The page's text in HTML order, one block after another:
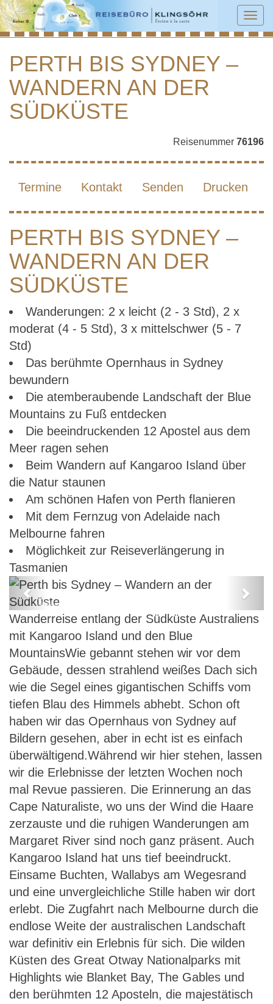
PERTH BIS SYDNEY – WANDERN AN
DER SÜDKÜSTE
PERTH BIS SYDNEY –
WANDERN AN DER
SÜDKÜSTE
Reisenummer 76196
Termine Kontakt Senden Drucken
PERTH BIS SYDNEY –
WANDERN AN DER
SÜDKÜSTE
Wanderungen: 2 x leicht (2 - 3 Std), 2 x
moderat (4 - 5 Std), 3 x mittelschwer (5 - 7
Std)
Das berühmte Opernhaus in Sydney
bewundern
Die atemberaubende Landschaft der Blue
Mountains zu Fuß entdecken
Die beeindruckenden 12 Apostel aus dem
Meer ragen sehen
Beim Wandern auf Kangaroo Island über
die Natur staunen
Am schönen Hafen von Perth flanieren
Mit dem Fernzug von Adelaide nach
Melbourne fahren
Möglichkeit zur Reiseverlängerung in
Tasmanien
Perth bis Sydney – Wandern an der
Südküste
Previous
Wanderreise entlang der Südküste Australiens
mit Kangaroo Island und den Blue
MountainsWie gebannt stehen wir vor dem
Gebäude, dessen strahlend weißes Dach sich
wie die Segel eines gigantischen Schiffs vom
tiefen Blau des Himmels abhebt. Schon oft
haben wir das Opernhaus von Sydney auf
Bildern gesehen, aber in echt ist es einfach
überwältigend.Während wir hier stehen, lassen
wir die Erlebnisse der letzten Wochen noch
mal Revue passieren. Die Erinnerung an das
Cape Naturaliste, wo uns der Wind die Haare
zerzauste und die ruhigen Wanderungen am
Margaret River sind noch ganz präsent. Auch
Kangaroo Island hat uns tief beeindruckt.
Einsame Buchten, Wallabys am Wegesrand
und eine unvergleichliche Stille haben wir dort
erlebt. Die Zugfahrt nach Melbourne durch die
endlose Weite der australischen Landschaft
war definitiv ein Erlebnis für sich. Die wilden
Küsten des Great Otway Nationalparks mit
Highlights wie Blanket Bay, The Gables und
den berühmten 12 Aposteln, die majestätisch